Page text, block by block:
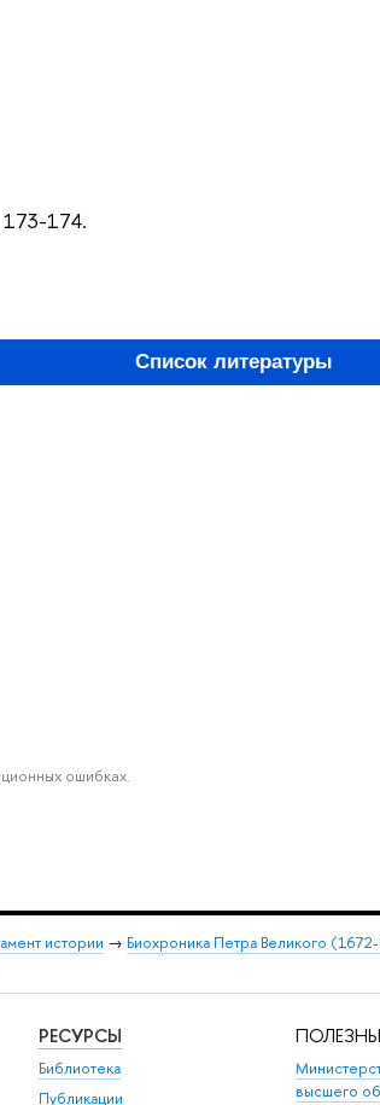
174.
Список литературы
ошибках.
истории → Биохроника Петра Великого
РЕСУРСЫ
Библиотека
Публикации
высшего